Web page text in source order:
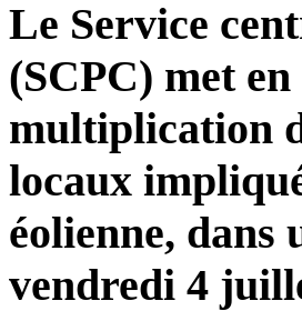
Le Service
(SCPC) met
multiplication
locaux
éolienne,
vendredi 4